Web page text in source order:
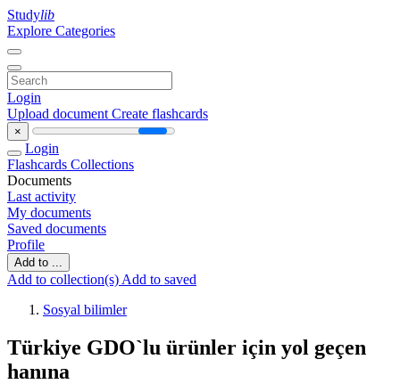
Studylib
Explore Categories
Login
Upload document Create flashcards
×
Login
Flashcards Collections
Documents
Last activity
My documents
Saved documents
Profile
Add to ...
Add to collection(s) Add to saved
Sosyal bilimler
Türkiye GDO`lu ürünler için yol geçen
hanına